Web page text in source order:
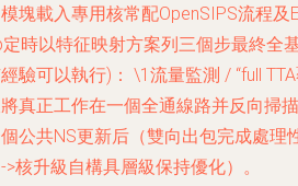
塊載入專用核常配OpenSIPS流程及
時以特征映射方案列三個步最終全
驗可以執行)： \1流量監測 / “full
真正工作在一個全通線路并反向掃
公共NS更新后（雙向出包完成處理
>核升級自構具層級保持優化）。